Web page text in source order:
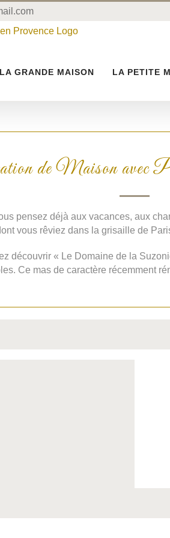
LA GRANDE MAISON LA PETITE
de Maison avec
pensez déjà aux vacances, aux
vous rêviez dans la grisaille de
découvrir « Le Domaine de la
Ce mas de caractère récemment